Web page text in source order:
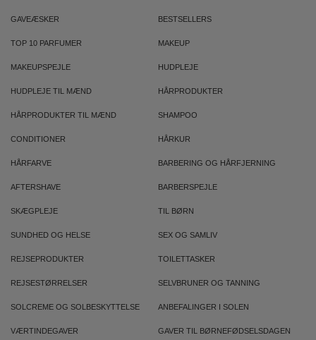
GAVEÆSKER BESTSELLERS
TOP 10 PARFUMER MAKEUP
MAKEUPSPEJLE HUDPLEJE
HUDPLEJE TIL MÆND HÅRPRODUKTER
HÅRPRODUKTER TIL MÆND SHAMPOO
CONDITIONER HÅRKUR
HÅRFARVE BARBERING OG HÅRFJERNING
AFTERSHAVE BARBERSPEJLE
SKÆGPLEJE TIL BØRN
SUNDHED OG HELSE SEX OG SAMLIV
REJSEPRODUKTER TOILETTASKER
REJSESTØRRELSER SELVBRUNER OG TANNING
SOLCREME OG SOLBESKYTTELSE ANBEFALINGER I SOLEN
VÆRTINDEGAVER GAVER TIL BØRNEFØDSELSDAGEN